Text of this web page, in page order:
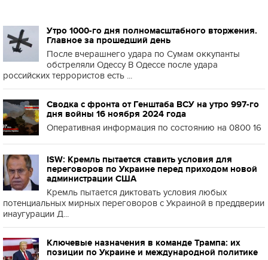
Утро 1000-го дня полномасштабного вторжения.
Главное за прошедший день
После вчерашнего удара по Сумам оккупанты
обстреляли Одессу В Одессе после удара
российских террористов есть ...
Сводка с фронта от Генштаба ВСУ на утро 997-го
дня войны 16 ноября 2024 года
Оперативная информация по состоянию на 0800 16
ISW: Кремль пытается ставить условия для
переговоров по Украине перед приходом новой
администрации США
Кремль пытается диктовать условия любых
потенциальных мирных переговоров с Украиной в преддверии
инаугурации Д...
Ключевые назначения в команде Трампа: их
позиции по Украине и международной политике